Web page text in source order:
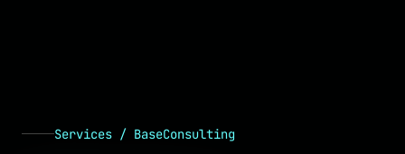
Services / BaseConsulting